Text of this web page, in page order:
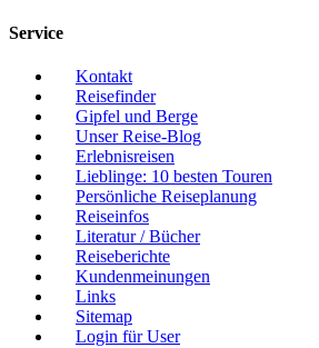
Service
Kontakt
Reisefinder
Gipfel und Berge
Unser Reise-Blog
Erlebnisreisen
Lieblinge: 10 besten Touren
Persönliche Reiseplanung
Reiseinfos
Literatur / Bücher
Reiseberichte
Kundenmeinungen
Links
Sitemap
Login für User